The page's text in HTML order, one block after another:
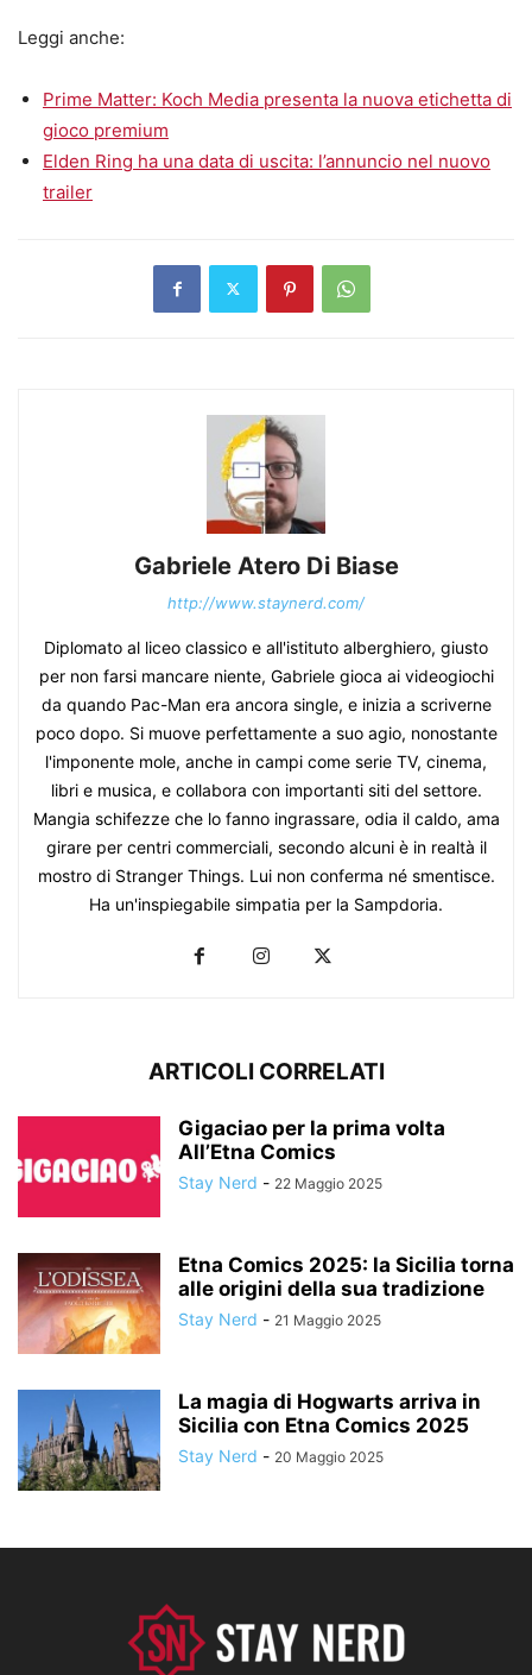
Leggi anche:
Prime Matter: Koch Media presenta la nuova etichetta di
gioco premium
Elden Ring ha una data di uscita: l’annuncio nel nuovo
trailer
Gabriele Atero Di Biase
http://www.staynerd.com/
Diplomato al liceo classico e all'istituto alberghiero, giusto
per non farsi mancare niente, Gabriele gioca ai videogiochi
da quando Pac-Man era ancora single, e inizia a scriverne
poco dopo. Si muove perfettamente a suo agio, nonostante
l'imponente mole, anche in campi come serie TV, cinema,
libri e musica, e collabora con importanti siti del settore.
Mangia schifezze che lo fanno ingrassare, odia il caldo, ama
girare per centri commerciali, secondo alcuni è in realtà il
mostro di Stranger Things. Lui non conferma né smentisce.
Ha un'inspiegabile simpatia per la Sampdoria.
ARTICOLI CORRELATI
Gigaciao per la prima volta
All’Etna Comics
Stay Nerd - 22 Maggio 2025
Etna Comics 2025: la Sicilia torna
alle origini della sua tradizione
Stay Nerd - 21 Maggio 2025
La magia di Hogwarts arriva in
Sicilia con Etna Comics 2025
Stay Nerd - 20 Maggio 2025